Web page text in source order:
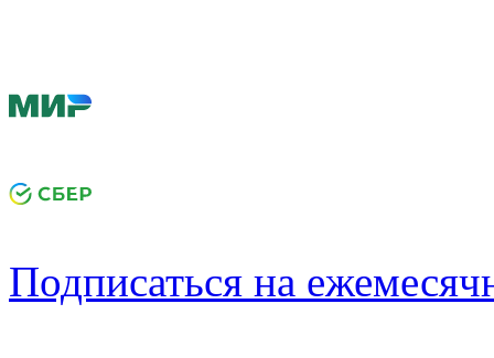
Подписаться на